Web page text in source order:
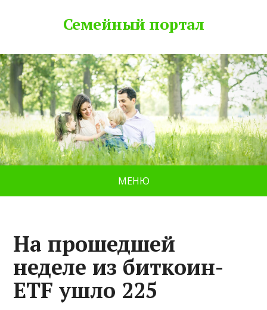
Семейный портал
МЕНЮ
На прошедшей
неделе из биткоин-
ETF ушло 225